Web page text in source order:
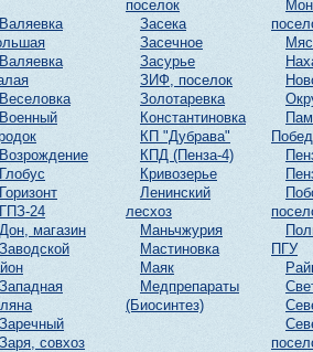
Валяевка
Валяевка
Веселовка
Военный
Возрождение
Глобус
Горизонт
ГПЗ-24
Дон, магазин
Заводской
Западная
Заречный
Заря, совхоз
поселок
Засека
Засечное
Засурье
ЗИФ, поселок
Золотаревка
Константиновка
КП "Дубрава"
КПД (Пенза-4)
Кривозерье
Ленинский
лесхоз
Маньчжурия
Мастиновка
Маяк
Медпрепараты
(Биосинтез)
ПГУ